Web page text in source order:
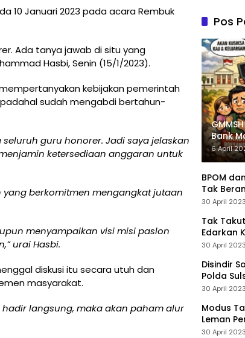
10 Januari 2023 pada acara Rembuk
Ada tanya jawab di situ yang
Hasbi, Senin (15/1/2023).
kebijakan pemerintah
sudah mengabdi bertahun-
guru honorer. Jadi saya jelaskan
ketersediaan anggaran untuk
berkomitmen mengangkat jutaan
menyampaikan visi misi paslon
urai Hasbi.
diskusi itu secara utuh dan
masyarakat.
langsung, maka akan paham alur
Tunggu
Pos
Bank
6 April
BPOM
Tak
30 April 2023
Tak
Edarkan
30 April 2023
Disindir
Polda
30 April 2023
Modus
Leman
30 April 2023